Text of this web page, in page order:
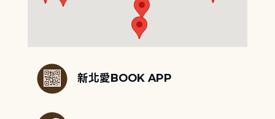
新北愛BOOK APP